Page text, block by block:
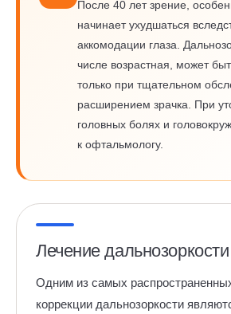
После 40 лет зрение,
начинает ухудшаться
аккомодации глаза.
числе возрастная, может
только при тщательном
расширением зрачка. При
головных болях и
к офтальмологу.
Лечение дальнозоркости
Одним из самых
коррекции дальнозоркости